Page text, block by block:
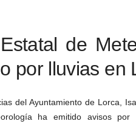
de
por lluvias en
del Ayuntamiento de Lorca,
ha emitido avisos por